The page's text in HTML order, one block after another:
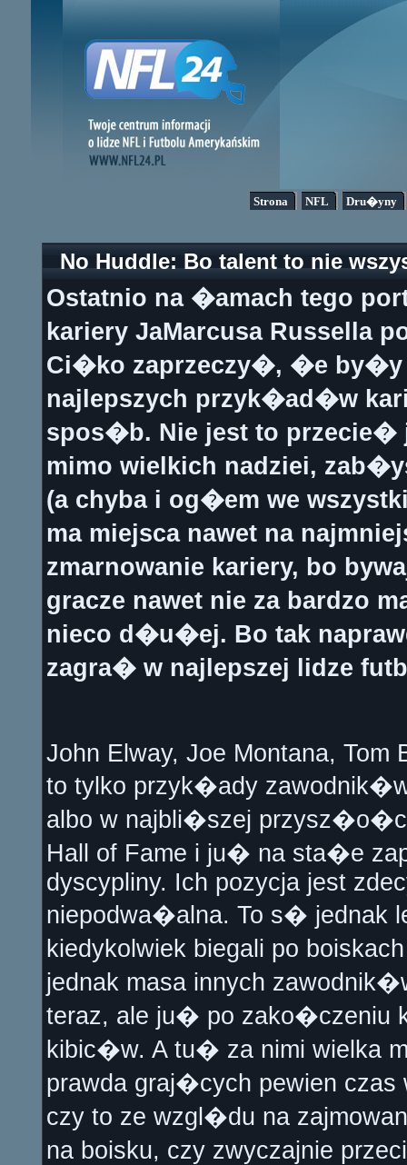
Strona NFL Dru�yny
No Huddle: Bo talent to nie
Ostatnio na �amach tego
kariery JaMarcusa Russella
Ci�ko zaprzeczy�, �e by�y
najlepszych przyk�ad�w
spos�b. Nie jest to
mimo wielkich nadziei,
(a chyba i og�em we
ma miejsca nawet na
zmarnowanie kariery, bo
gracze nawet nie za
nieco d�u�ej. Bo tak
zagra� w najlepszej lidze
John Elway, Joe Montana, Tom
to tylko przyk�ady
albo w najbli�szej
Hall of Fame i ju� na sta�e
dyscypliny. Ich pozycja jest
niepodwa�alna. To s� jednak
kiedykolwiek biegali po
jednak masa innych
teraz, ale ju� po zako�czeniu
kibic�w. A tu� za nimi wielka
prawda graj�cych pewien czas
czy to ze wzgl�du na
na boisku, czy zwyczajnie